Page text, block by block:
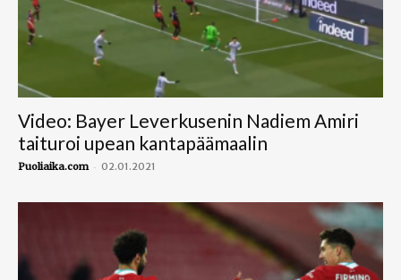
Video: Bayer Leverkusenin Nadiem Amiri
taituroi upean kantapäämaalin
Puoliaika.com - 02.01.2021